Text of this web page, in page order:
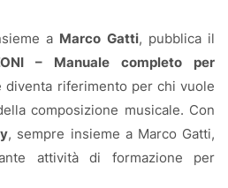
a Marco Gatti, pubblica il
– Manuale completo per
diventa riferimento per chi vuole
composizione musicale. Con
, sempre insieme a Marco Gatti,
attività di formazione per